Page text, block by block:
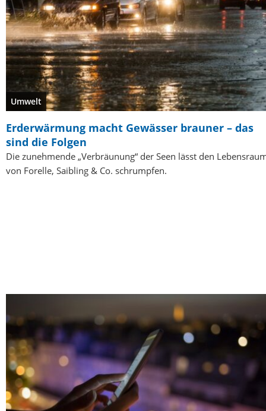
Umwelt
Erderwärmung macht Gewässer brauner – das
sind die Folgen
Die zunehmende „Verbräunung“ der Seen lässt den
von Forelle, Saibling & Co. schrumpfen.